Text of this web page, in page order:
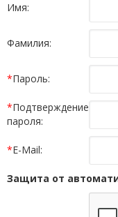
Имя:
Фамилия:
*Пароль:
*Подтверждение
пароля:
*E-Mail:
Защита от